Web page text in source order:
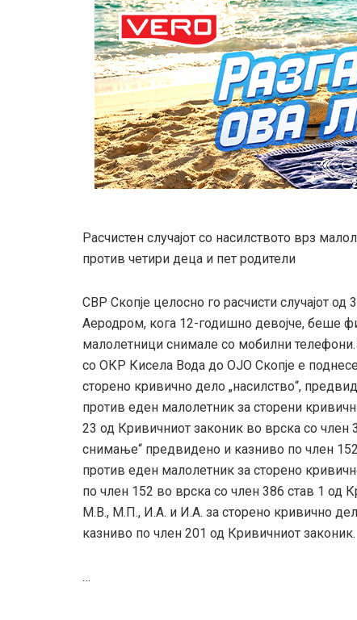
Расчистен случајот со насилството врз
против четири деца и пет родители
СВР Скопје целосно го расчисти случајот
Аеродром, кога 12-годишно девојче, беше
малолетници снимале со мобилни
со ОКР Кисела Вода до ОЈО Скопје е
сторено кривично дело „насилство“,
против еден малолетник за сторени
23 од Кривичниот законик во врска со член
снимање“ предвидено и казниво по член
против еден малолетник за сторено
по член 152 во врска со член 386 став 1 од
М.В., М.П., И.А. и И.А. за сторено кривично
казниво по член 201 од Кривичниот законик.
…